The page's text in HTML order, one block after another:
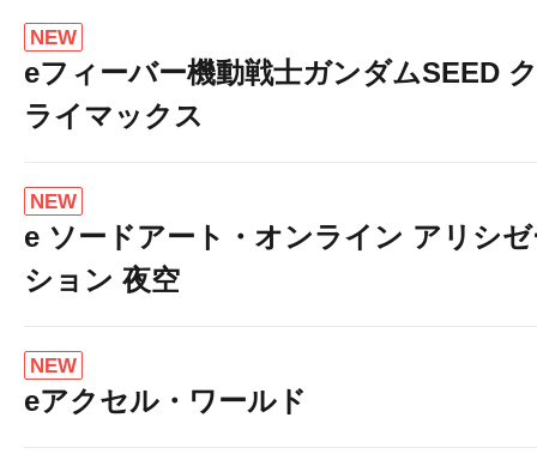
NEW
eフィーバー機動戦士ガンダムSEED ク
ライマックス
NEW
e ソードアート・オンライン アリシ
ション 夜空
NEW
eアクセル・ワールド